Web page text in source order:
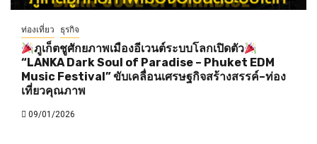
ท่องเที่ยว ธุรกิจ
ภูเก็ตชูศักยภาพเมืองอีเวนต์ระบบโลกเปิดตัว
“LANKA Dark Soul of Paradise – Phuket EDM
Music Festival” ขับเคลื่อนเศรษฐกิจสร้างสรรค์–ท่อง
เที่ยวคุณภาพ
09/01/2026